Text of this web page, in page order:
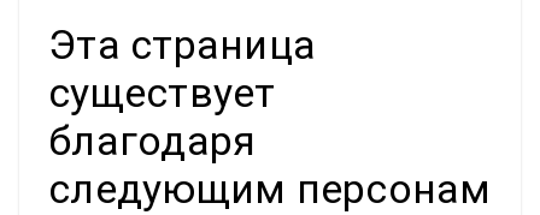
Эта страница
существует
благодаря
следующим персонам